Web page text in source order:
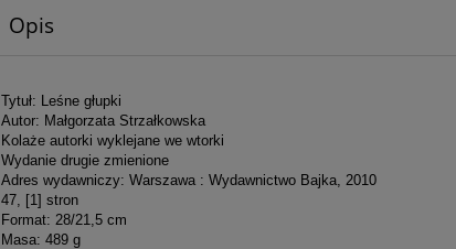
Opis
Tytuł: Leśne głupki
Autor: Małgorzata Strzałkowska
Kolaże autorki wyklejane we wtorki
Wydanie drugie zmienione
Adres wydawniczy: Warszawa : Wydawnictwo Bajka, 2010
47, [1] stron
Format: 28/21,5 cm
Masa: 489 g